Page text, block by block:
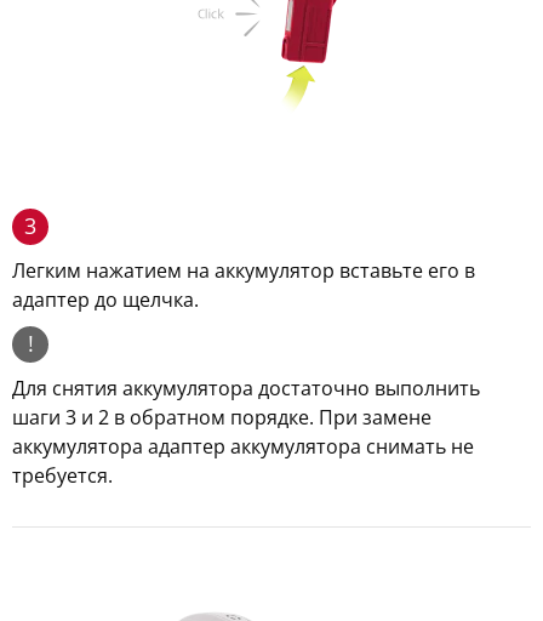
3
Легким нажатием на аккумулятор вставьте его в
адаптер до щелчка.
!
Для снятия аккумулятора достаточно выполнить
шаги 3 и 2 в обратном порядке. При замене
аккумулятора адаптер аккумулятора снимать не
требуется.